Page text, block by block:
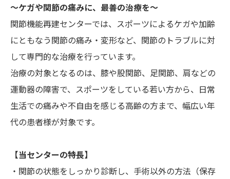
～ケガや関節の痛みに、最善の治療を～
関節機能再建センターでは、スポーツによるケガや加齢
にともなう関節の痛み・変形など、関節のトラブルに対
して専門的な治療を行っています。
治療の対象となるのは、膝や股関節、足関節、肩などの
運動器の障害で、スポーツをしている若い方から、日常
生活での痛みや不自由を感じる高齢の方まで、幅広い年
代の患者様が対象です。
【当センターの特長】
・関節の状態をしっかり診断し、手術以外の方法（保存